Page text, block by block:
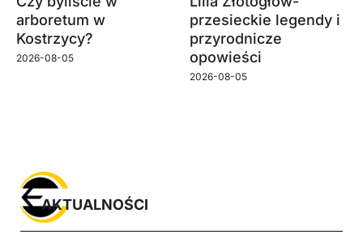
arboretum w
Kostrzycy?
2026-08-05
przesieckie legendy i
przyrodnicze
opowieści
2026-08-05
AKTUALNOŚCI